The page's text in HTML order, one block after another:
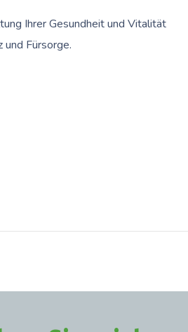
Ihrer Gesundheit und Vitalität
und Fürsorge.